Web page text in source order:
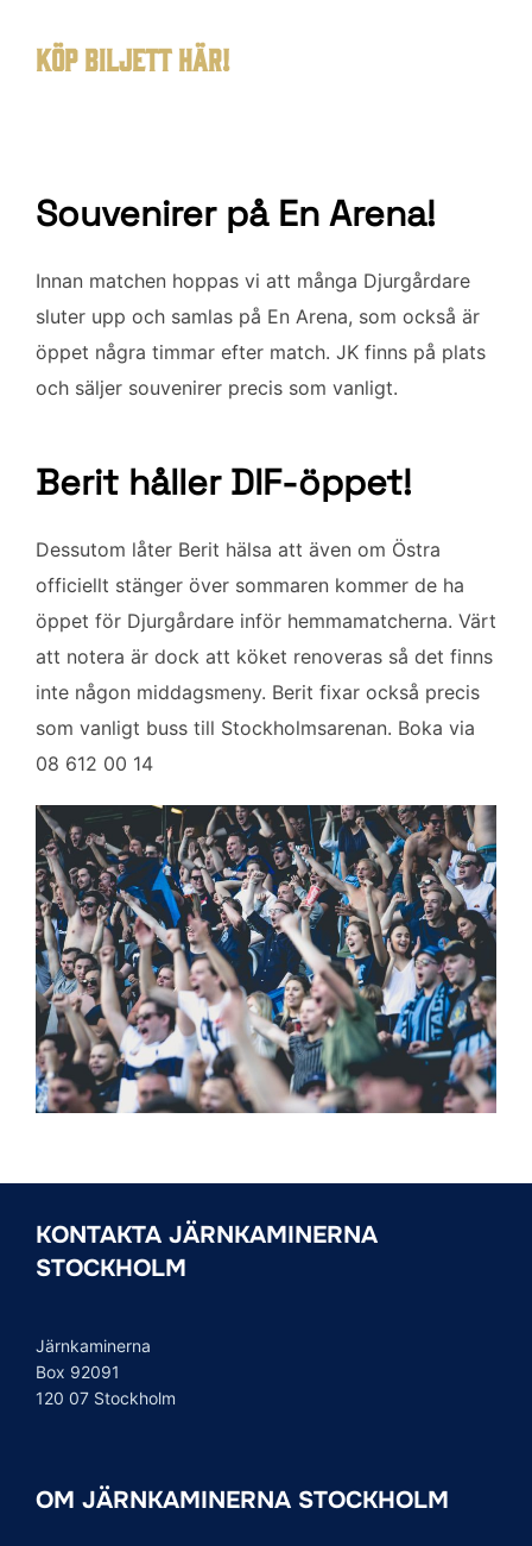
KÖP BILJETT HÄR!
Souvenirer på En Arena!
Innan matchen hoppas vi att många Djurgårdare
sluter upp och samlas på En Arena, som också är
öppet några timmar efter match. JK finns på plats
och säljer souvenirer precis som vanligt.
Berit håller DIF-öppet!
Dessutom låter Berit hälsa att även om Östra
officiellt stänger över sommaren kommer de ha
öppet för Djurgårdare inför hemmamatcherna. Värt
att notera är dock att köket renoveras så det finns
inte någon middagsmeny. Berit fixar också precis
som vanligt buss till Stockholmsarenan. Boka via
08 612 00 14
KONTAKTA JÄRNKAMINERNA
STOCKHOLM
Järnkaminerna
Box 92091
120 07 Stockholm
OM JÄRNKAMINERNA STOCKHOLM